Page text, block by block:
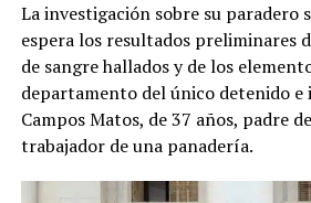
La investigación sobre su paradero
espera los resultados preliminares
de sangre hallados y de los
departamento del único detenido
Campos Matos, de 37 años, padre
trabajador de una panadería.